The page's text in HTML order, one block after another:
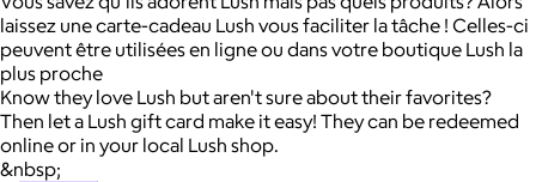
laissez une carte-cadeau Lush vous faciliter la tâche ! Celles-ci
peuvent être utilisées en ligne ou dans votre boutique Lush la
plus proche
Know they love Lush but aren't sure about their favorites?
Then let a Lush gift card make it easy! They can be redeemed
online or in your local Lush shop.
&nbsp;